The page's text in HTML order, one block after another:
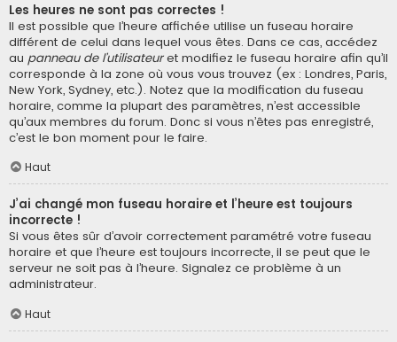
Les heures ne sont pas correctes !
Il est possible que l’heure affichée utilise un fuseau horaire
différent de celui dans lequel vous êtes. Dans ce cas, accédez
au panneau de l’utilisateuret modifiez le fuseau horaire afin qu’il
corresponde à la zone où vous vous trouvez (ex : Londres, Paris,
New York, Sydney, etc.). Notez que la modification du fuseau
horaire, comme la plupart des paramètres, n’est accessible
qu’aux membres du forum. Donc si vous n’êtes pas enregistré,
c’est le bon moment pour le faire.
Haut
J’ai changé mon fuseau horaire et l’heure est toujours
incorrecte !
Si vous êtes sûr d’avoir correctement paramétré votre fuseau
horaire et que l’heure est toujours incorrecte, il se peut que le
serveur ne soit pas à l’heure. Signalez ce problème à un
administrateur.
Haut